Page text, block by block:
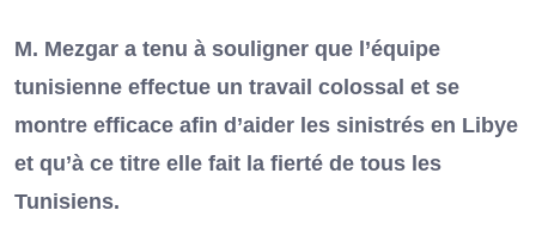
M. Mezgar a tenu à souligner que l’équipe
tunisienne effectue un travail colossal et se
montre efficace afin d’aider les sinistrés en Libye
et qu’à ce titre elle fait la fierté de tous les
Tunisiens.